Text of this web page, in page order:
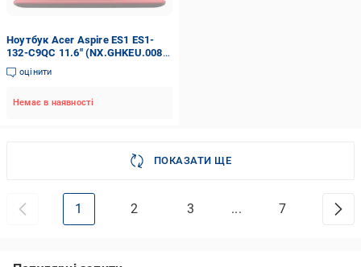
Ноутбук Acer Aspire ES1 ES1-
132-C9QC 11.6" (NX.GHKEU.008)
red
оцінити
Немає в наявності
ПОКАЗАТИ ЩЕ
1 2 3 ... 7